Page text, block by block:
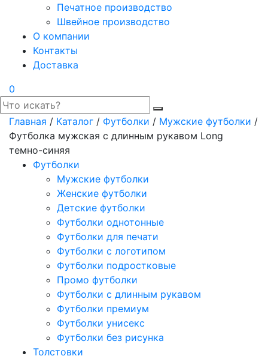
Печатное производство
Швейное производство
О компании
Контакты
Доставка
0
Главная / Каталог / Футболки / Мужские футболки /
Футболка мужская с длинным рукавом Long
темно-синяя
Футболки
Мужские футболки
Женские футболки
Детские футболки
Футболки однотонные
Футболки для печати
Футболки с логотипом
Футболки подростковые
Промо футболки
Футболки с длинным рукавом
Футболки премиум
Футболки унисекс
Футболки без рисунка
Толстовки